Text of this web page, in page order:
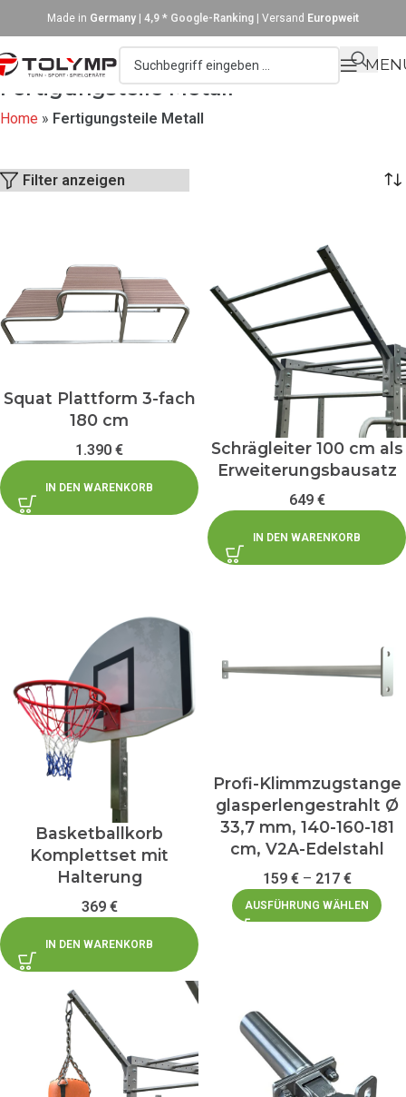
Made in Germany 4,9 * Google-Ranking | Versand Europweit
Fertigungsteile Metall
Home » Fertigungsteile Metall
Filter anzeigen
Squat Plattform 3-fach
180 cm
1.390 €
IN DEN WARENKORB
Schrägleiter 100 cm als
Erweiterungsbausatz
649 €
IN DEN WARENKORB
Basketballkorb
Komplettset mit
Halterung
369 €
IN DEN WARENKORB
Profi-Klimmzugstange
glasperlengestrahlt Ø
33,7 mm, 140-160-181
cm, V2A-Edelstahl
159 €– 217 €
AUSFÜHRUNG WÄHLEN